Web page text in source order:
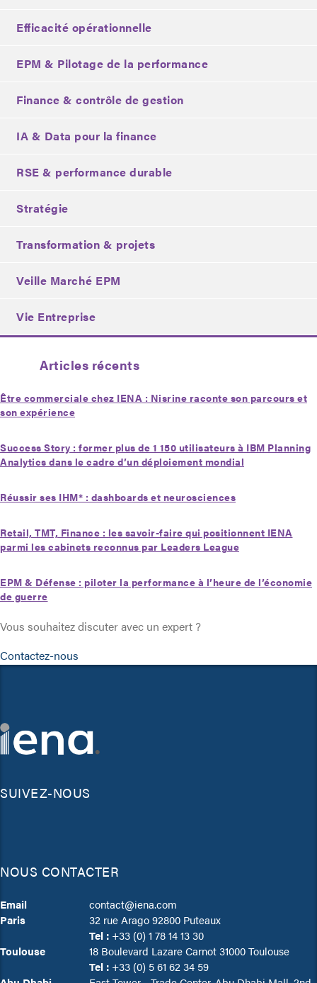
Efficacité opérationnelle
EPM & Pilotage de la performance
Finance & contrôle de gestion
IA & Data pour la finance
RSE & performance durable
Stratégie
Transformation & projets
Veille Marché EPM
Vie Entreprise
Articles récents
Être commerciale chez IENA : Nisrine raconte son parcours et
son expérience
Success Story : former plus de 1 150 utilisateurs à IBM Planning
Analytics dans le cadre d’un déploiement mondial
Réussir ses IHM* : dashboards et neurosciences
Retail, TMT, Finance : les savoir-faire qui positionnent IENA
parmi les cabinets reconnus par Leaders League
EPM & Défense : piloter la performance à l’heure de l’économie
de guerre
Vous souhaitez discuter avec un expert ?
Contactez-nous
SUIVEZ-NOUS
NOUS CONTACTER
Email
contact@iena.com
Paris
32 rue Arago 92800 Puteaux
Tel : +33 (0) 1 78 14 13 30
Toulouse
18 Boulevard Lazare Carnot 31000 Toulouse
Tel : +33 (0) 5 61 62 34 59